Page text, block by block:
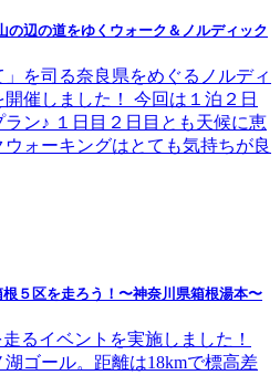
の辺の道をゆくウォーク＆ノルディック
を司る奈良県をめぐるノルディ
催しました！ 今回は１泊２日
ン♪ １日目２日目とも天候に恵
ォーキングはとても気持ちが良
５区を走ろう！〜神奈川県箱根湯本〜
るイベントを実施しました！
ゴール。距離は18kmで標高差